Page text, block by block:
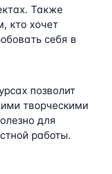
Также
кто хочет
себя в
позволит
творческими
для
работы.